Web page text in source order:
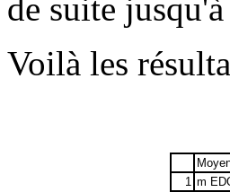
de suite
Voilà les
1 m